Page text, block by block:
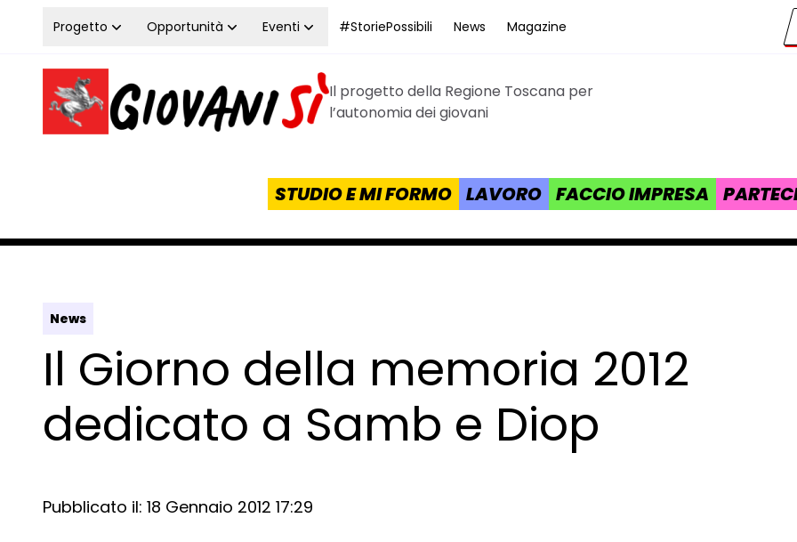
Vai al contenuto
Progetto Opportunità Eventi #StoriePossibili News Magazine
Homepage Giovanisì - Progetto della Regione Toscana
Il progetto della Regione Toscana per
l’autonomia dei giovani
STUDIO E MI FORMO LAVORO FACCIO IMPRESA
News
Il Giorno della memoria 2012
dedicato a Samb e Diop
Data e ora:
Pubblicato il: 18 Gennaio 2012 17:29